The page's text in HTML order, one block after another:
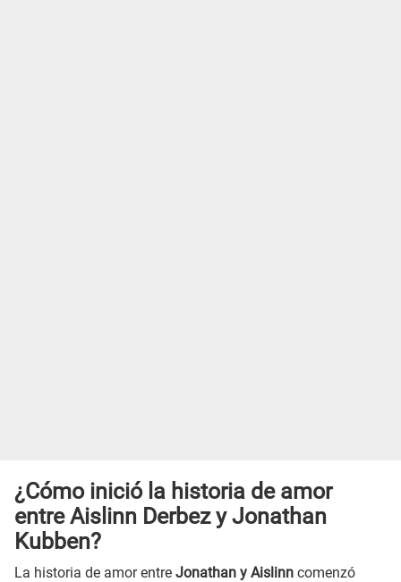
¿Cómo inició la historia de amor
entre Aislinn Derbez y Jonathan
Kubben?
La historia de amor entre Jonathan y Aislinn comenzó